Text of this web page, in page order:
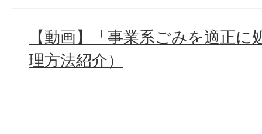
【動画】「事業系ごみを適正
理方法紹介）